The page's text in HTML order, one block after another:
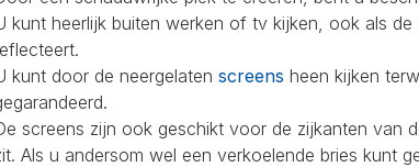
kunt heerlijk buiten werken of tv kijken, ook als
kunt door de neergelaten screens heen kijken
screens zijn ook geschikt voor de zijkanten van
Als u andersom wel een verkoelende bries kunt